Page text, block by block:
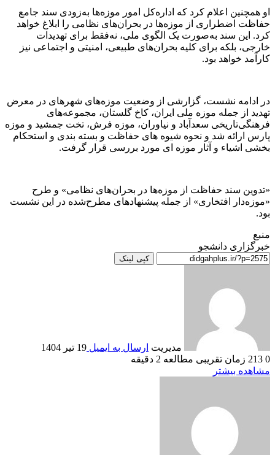
او همچنین اعلام کرد که اداره‌کل امور موزه‌ها به‌زودی سند جامع
حفاظت اضطراری از موزه‌ها در بحران‌های نظامی را ابلاغ خواهد
کرد. این سند به‌صورت یک الگوی ملی، نه‌فقط برای تهدیدات
خارجی، بلکه برای کلیه بحران‌های طبیعی، امنیتی و اجتماعی نیز
کارآمد خواهد بود.
در ادامه نشست، گزارشی از وضعیت موزه‌های شهرهای در معرض
تهدید از جمله موزه ملی ایران، کاخ گلستان، مجموعه‌های
فرهنگی‌تاریخی سعدآباد و نیاوران، موزه فرش، تخت جمشید و موزه
پارس ارائه شد و نحوه شیوه های حفاظت و بسته بندی و استحکام
بخشی اشیاء و آثار موزه ای مورد بررسی قرار گرفت.
«تدوین سند حفاظت از موزه‌ها در بحران‌های نظامی» و طرح
«موزه‌دار افتخاری» از جمله پیشنهادهای مطرح‌شده در این نشست
بود.
منبع
خبرگزاری دانشجو
کپی لینک
مدیریت ارسال به ایمیل 19 تیر 1404
0
زمان تقریبی مطالعه 2 دقیقه
مشاهده بیشتر